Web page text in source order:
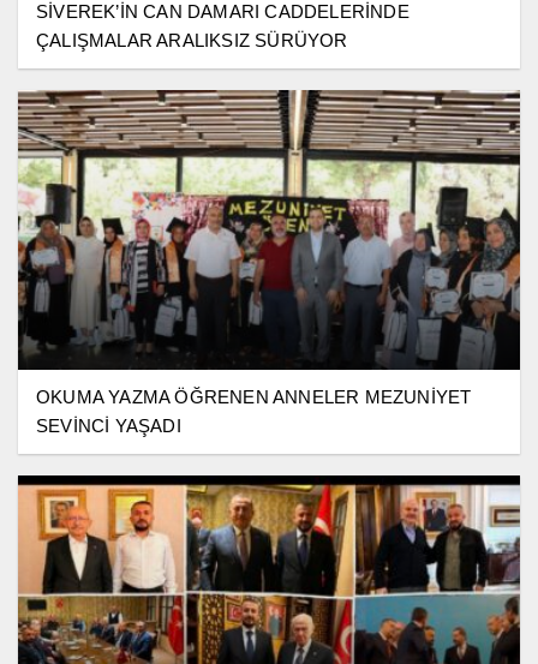
SİVEREK’İN CAN DAMARI CADDELERİNDE
ÇALIŞMALAR ARALIKSIZ SÜRÜYOR
OKUMA YAZMA ÖĞRENEN ANNELER MEZUNİYET
SEVİNCİ YAŞADI